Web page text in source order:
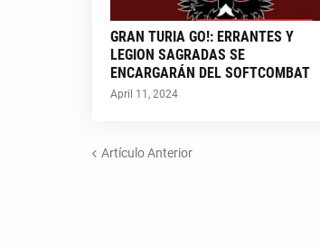
GRAN TURIA GO!: ERRANTES Y
LEGION SAGRADAS SE
ENCARGARÁN DEL SOFTCOMBAT
April 11, 2024
Artículo Anterior